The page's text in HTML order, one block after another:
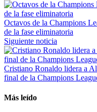
Octavos de la Champions
de la fase eliminatoria
Siguiente noticia
Cristiano Ronaldo lidera a
final de la Champions
Más leído